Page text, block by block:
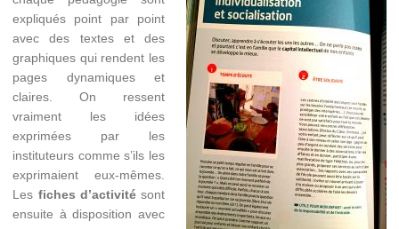
expliqués point par point
avec des textes et des
graphiques qui rendent les
pages dynamiques et
claires. On ressent
vraiment les idées
exprimées par les
instituteurs comme s’ils les
exprimaient eux-mêmes.
Les fiches d’activitésont
ensuite à disposition avec